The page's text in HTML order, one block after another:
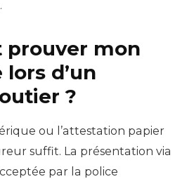
prouver mon
lors d’un
?
ou l’attestation papier
suffit. La présentation via
par la police